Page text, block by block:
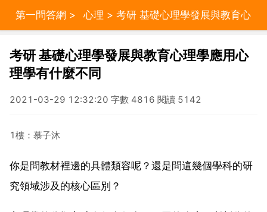
第一問答網 > 心理 > 考研 基礎心理學發展與教育心
理學應用心理學有什麼不同
考研 基礎心理學發展與教育心理學應用心
理學有什麼不同
2021-03-29 12:32:20 字數 4816 閱讀 5142
1樓：慕子沐
你是問教材裡邊的具體類容呢？還是問這幾個學科的研
究領域涉及的核心區別？